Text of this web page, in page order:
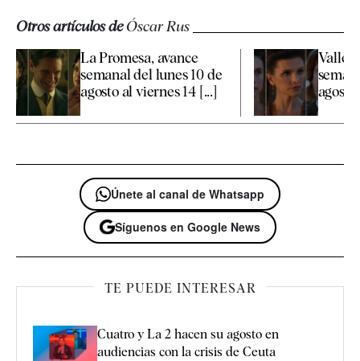
Otros artículos deÓscar Rus
La Promesa, avance
semanal del lunes 10 de
agosto al viernes 14 [...]
Valle
agosto
Únete al canal de Whatsapp
Síguenos en Google News
TE PUEDE INTERESAR
Cuatro y La 2 hacen su agosto en
audiencias con la crisis de Ceuta